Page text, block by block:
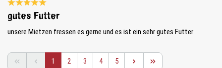
Review with rating of 5 out of 5 stars
gutes Futter
unsere Mietzen fressen es gerne und es ist ein sehr gutes Futter
Page
1 Page
2 Page
3 Page
4 Page
5